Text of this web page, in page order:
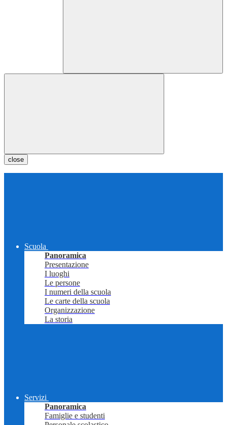
close
Scuola
Panoramica
Presentazione
I luoghi
Le persone
I numeri della scuola
Le carte della scuola
Organizzazione
La storia
Servizi
Panoramica
Famiglie e studenti